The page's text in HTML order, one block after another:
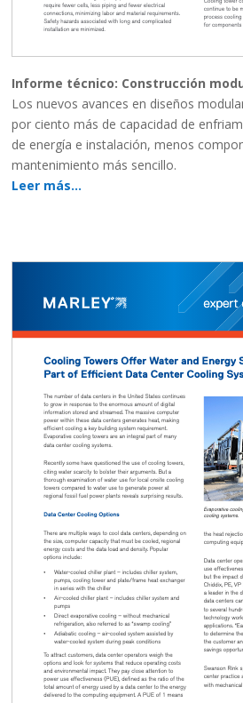
Informe técnico: Construcción
Los nuevos avances en diseños
por ciento más de capacidad de
de energía e instalación, menos
mantenimiento más sencillo.
Leer más…